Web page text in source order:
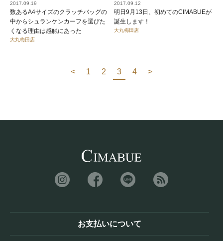
2017.09.19
数あるA4サイズのクラッチバッグの
中からシュランケンカーフを選びた
くなる理由は感触にあった
大丸梅田店
2017.09.12
明日9月13日、初めてのCIMABUEが
誕生します！
大丸梅田店
< 1 2 3 4 >
お支払いについて